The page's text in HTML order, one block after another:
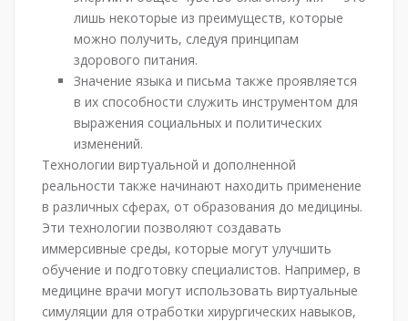
лишь некоторые из преимуществ, которые
можно получить, следуя принципам
здорового питания.
Значение языка и письма также проявляется
в их способности служить инструментом для
выражения социальных и политических
изменений.
Технологии виртуальной и дополненной
реальности также начинают находить применение
в различных сферах, от образования до медицины.
Эти технологии позволяют создавать
иммерсивные среды, которые могут улучшить
обучение и подготовку специалистов. Например, в
медицине врачи могут использовать виртуальные
симуляции для отработки хирургических навыков,